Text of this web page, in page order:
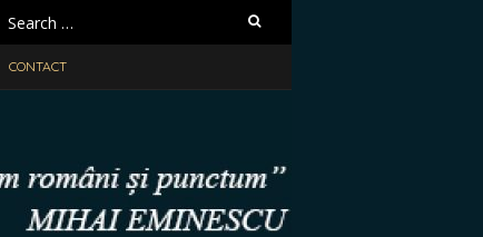
Search
for:
CONTACT